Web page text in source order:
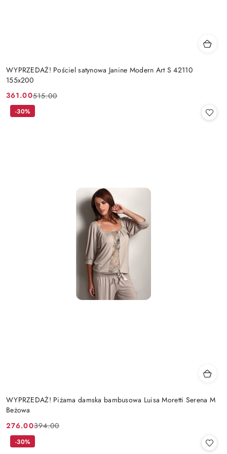
WYPRZEDAŻ! Pościel satynowa Janine Modern Art S 42110
155x200
Cena
promocyjna:
361.00
Cena
przed
515.00
WYPRZEDAŻ! Piżama damska bambusowa Luisa Moretti Serena M
Beżowa
Cena
promocyjna:
276.00
Cena
przed
394.00
-30%
-30%